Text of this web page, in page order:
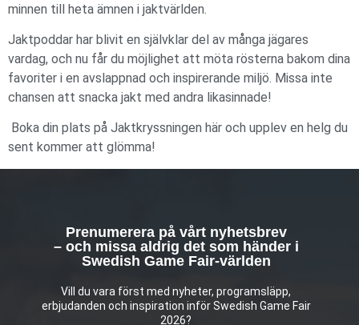
minnen till heta ämnen i jaktvärlden.
Jaktpoddar har blivit en självklar del av många jägares
vardag, och nu får du möjlighet att möta rösterna bakom dina
favoriter i en avslappnad och inspirerande miljö. Missa inte
chansen att snacka jakt med andra likasinnade!
Boka din plats på Jaktkryssningen här och upplev en helg du
sent kommer att glömma!
Prenumerera på vårt nyhetsbrev
– och missa aldrig det som händer i
Swedish Game Fair-världen
Vill du vara först med nyheter, programsläpp,
erbjudanden och inspiration inför Swedish Game Fair
2026?